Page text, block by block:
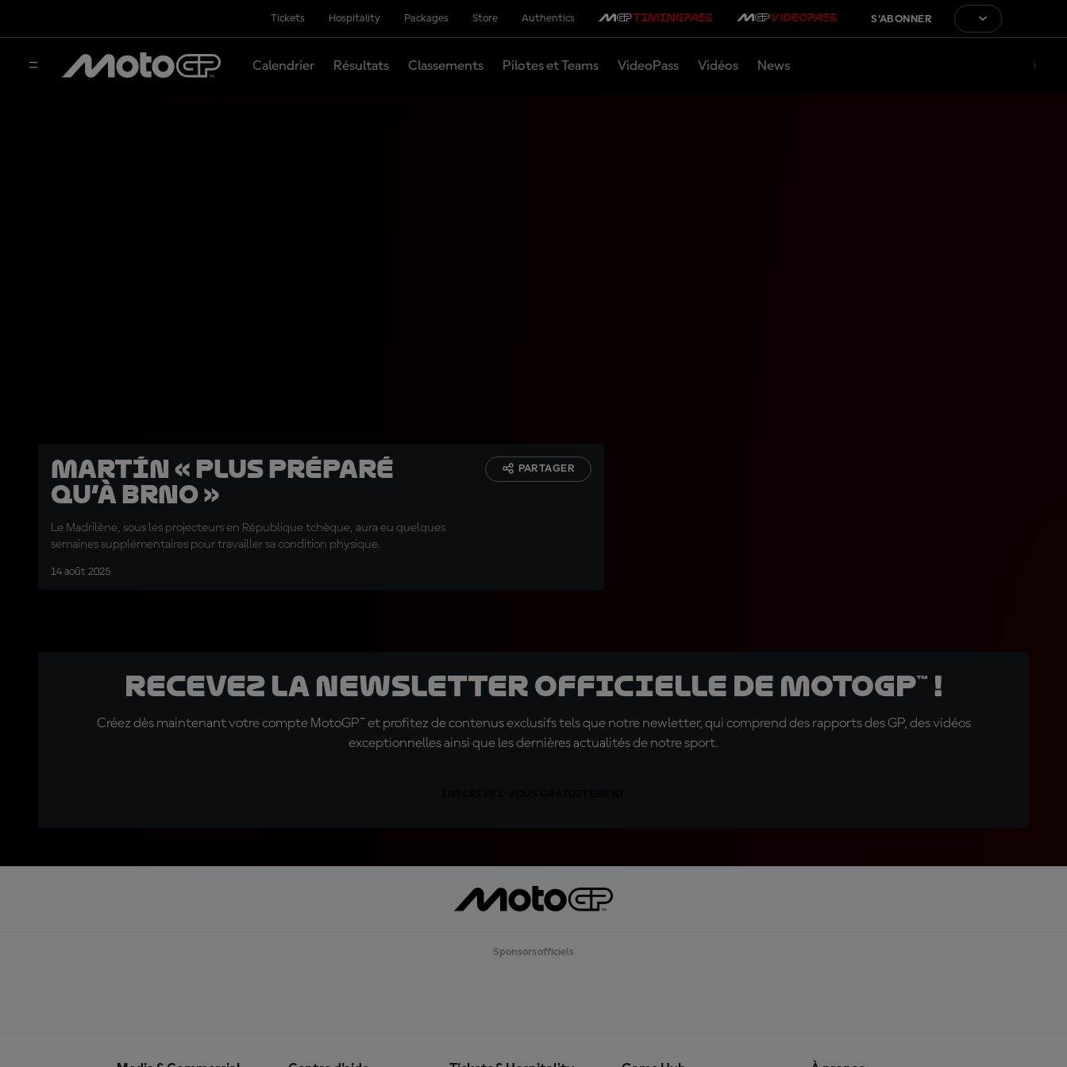
Tickets Hospitality Packages Store Authentics S'ABONNER
Calendrier Résultats Classements Pilotes et Teams VideoPass Vidéos News
Martín « plus préparé
qu’à Brno »
Le Madrilène, sous les projecteurs en République tchèque, aura eu quelques
semaines supplémentaires pour travailler sa condition physique.
14 août 2025
PARTAGER
Recevez la Newsletter officielle de MotoGP™ !
Créez dès maintenant votre compte MotoGP™ et profitez de contenus exclusifs tels que notre newletter, qui comprend des rapports des GP, des vidéos
exceptionnelles ainsi que les dernières actualités de notre sport.
Sponsors officiels